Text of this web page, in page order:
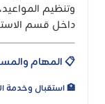
وتنظيم
داخل قسم
📋 المهام
🏥 استقبال وخدمة